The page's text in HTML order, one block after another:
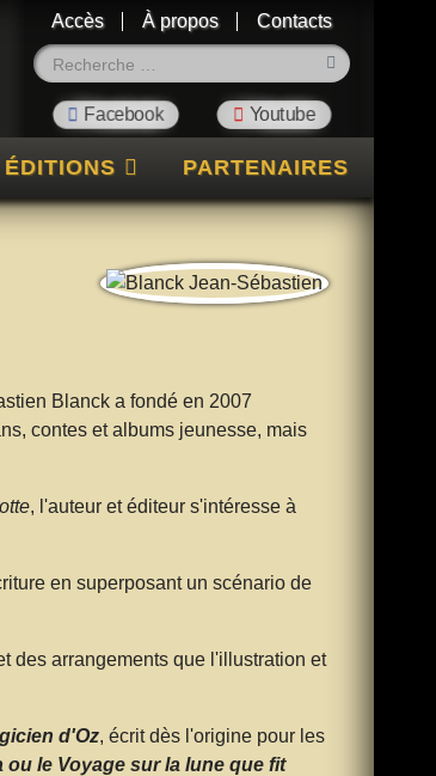
Accès À propos
Contacts
ÉDITIONS PARTENAIRES
Blanck a fondé en 2007
contes et albums jeunesse, mais
, l'auteur et éditeur s'intéresse à
en superposant un scénario de
des arrangements que l'illustration et
d'Oz, écrit dès l'origine pour les
ou le Voyage sur la lune que fit